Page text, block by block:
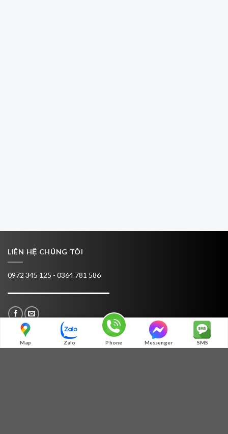
Map Zalo Phone Messenger SMS
LIÊN HỆ CHÚNG TÔI
0972 345 125 - 0364 781 586